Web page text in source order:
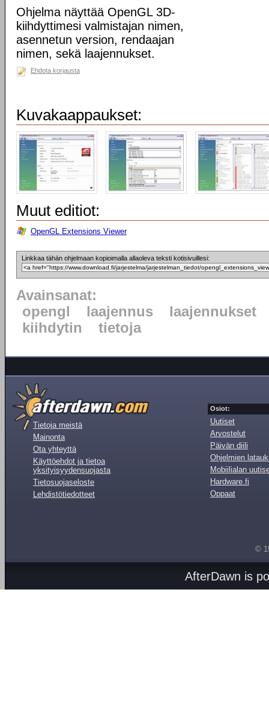
Ohjelma näyttää OpenGL 3D-
kiihdyttimesi valmistajan nimen,
asennetun version, rendaajan
nimen, sekä laajennukset.
Ehdota korjausta
Kuvakaappaukset:
Muut editiot:
OpenGL Extensions Viewer
Linkkaa tähän ohjelmaan kopioimalla allaoleva teksti kotisivuillesi:
Avainsanat:
opengl
laajennus
laajennukset
kiihdytin
tietoja
Tietoja meistä
Mainonta
Ota yhteyttä
Käyttöehdot ja tietoa
yksityisyydensuojasta
Tietosuojaseloste
Lehdistötiedotteet
Osiot:
Uutiset
Arvostelut
Päivän diili
Ohjelmien
Mobiilialan
Hardware.fi
Oppaat
©
AfterDawn is